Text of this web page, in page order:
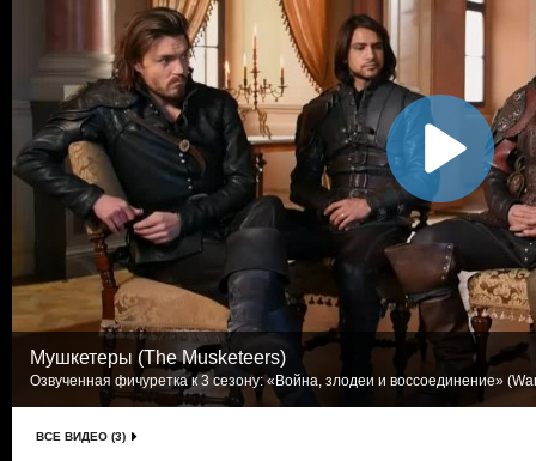
Мушкетеры (The Musketeers)
Озвученная фичуретка к 3 сезону: «Война, злодеи и воссоединение»
ВСЕ ВИДЕО (3)